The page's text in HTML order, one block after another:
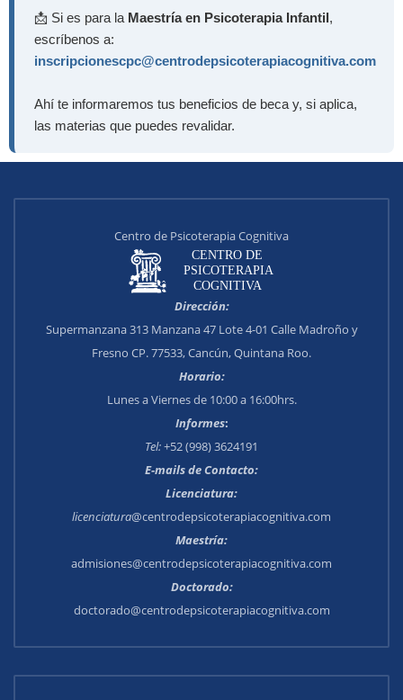
📩 Si es para la Maestría en Psicoterapia Infantil,
escríbenos a:
inscripcionescpc@centrodepsicoterapiacognitiva.com
Ahí te informaremos tus beneficios de beca y, si aplica,
las materias que puedes revalidar.
Centro de Psicoterapia Cognitiva
Dirección:
Supermanzana 313 Manzana 47 Lote 4-01 Calle Madroño y
Fresno CP. 77533, Cancún, Quintana Roo.
Horario:
Lunes a Viernes de 10:00 a 16:00hrs.
Informes:
Tel:+52 (998) 3624191
E-mails de Contacto:
Licenciatura:
licenciatura@centrodepsicoterapiacognitiva.com
Maestría:
admisiones@centrodepsicoterapiacognitiva.com
Doctorado:
doctorado@centrodepsicoterapiacognitiva.com